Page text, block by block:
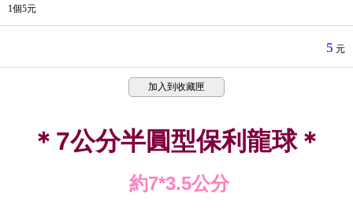
1個5元
5 元
加入到收藏匣
＊7公分半圓型保利龍球＊
約7*3.5公分